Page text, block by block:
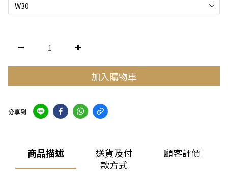
加入購物車
分享到
商品描述
送貨及付
款方式
顧客評價